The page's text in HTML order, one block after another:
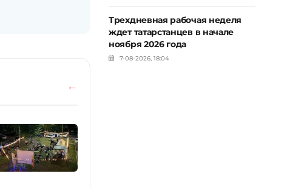
Трехдневная рабочая неделя
ждет татарстанцев в начале
ноября 2026 года
7-08-2026, 18:04